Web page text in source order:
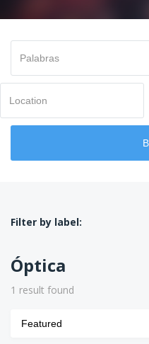
Filter by label:
Óptica
1 result found
Sort